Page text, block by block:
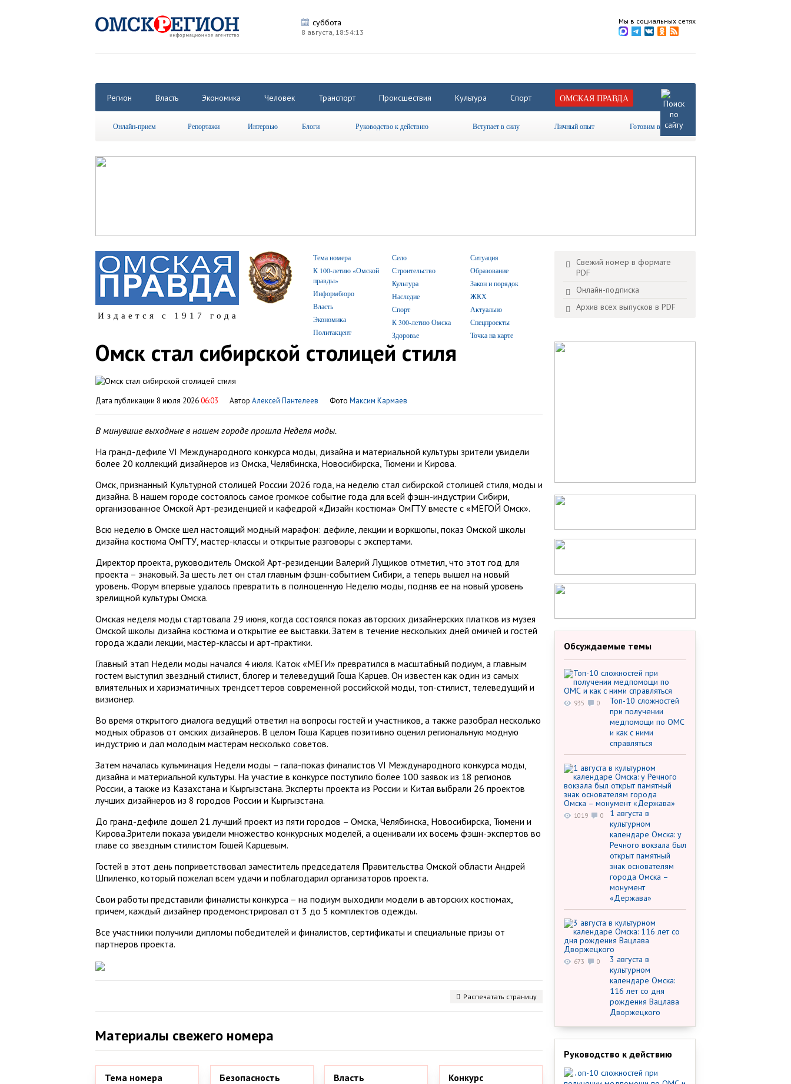
суббота
8 августа, 18:54:13
Мы в социальных сетях
Регион Власть Экономика Человек Транспорт Происшествия Культура Спорт ОМСКАЯ ПРАВДА
Онлайн-прием Репортажи Интервью Блоги Руководство к действию Вступает в силу Личный опыт Готовим вместе
Тема номера
К 100-летию «Омской
правды»
Информбюро
Власть
Экономика
Политакцент
Село
Строительство
Культура
Наследие
Спорт
К 300-летию Омска
Здоровье
Ситуация
Образование
Закон и порядок
ЖКХ
Актуально
Спецпроекты
Точка на карте
Свежий номер в формате
PDF
Онлайн-подписка
Архив всех выпусков в PDF
Издается с 1917 года
Омск стал сибирской столицей стиля
Дата публикации 8 июля 202606:03 Автор Алексей Пантелеев Фото Максим Кармаев
В минувшие выходные в нашем городе прошла Неделя моды.
На гранд-дефиле VI Международного конкурса моды, дизайна и материальной культуры зрители увидели
более 20 коллекций дизайнеров из Омска, Челябинска, Новосибирска, Тюмени и Кирова.
Омск, признанный Культурной столицей России 2026 года, на неделю стал сибирской столицей стиля, моды и
дизайна. В нашем городе состоялось самое громкое событие года для всей фэшн-индустрии Сибири,
организованное Омской Арт-резиденцией и кафедрой «Дизайн костюма» ОмГТУ вместе с «МЕГОЙ Омск».
Всю неделю в Омске шел настоящий модный марафон: дефиле, лекции и воркшопы, показ Омской школы
дизайна костюма ОмГТУ, мастер-классы и открытые разговоры с экспертами.
Директор проекта, руководитель Омской Арт-резиденции Валерий Лущиков отметил, что этот год для
проекта – знаковый. За шесть лет он стал главным фэшн-событием Сибири, а теперь вышел на новый
уровень. Форум впервые удалось превратить в полноценную Неделю моды, подняв ее на новый уровень
зрелищной культуры Омска.
Омская неделя моды стартовала 29 июня, когда состоялся показ авторских дизайнерских платков из музея
Омской школы дизайна костюма и открытие ее выставки. Затем в течение нескольких дней омичей и гостей
города ждали лекции, мастер-классы и арт-практики.
Главный этап Недели моды начался 4 июля. Каток «МЕГИ» превратился в масштабный подиум, а главным
гостем выступил звездный стилист, блогер и телеведущий Гоша Карцев. Он известен как один из самых
влиятельных и харизматичных трендсеттеров современной российской моды, топ-стилист, телеведущий и
визионер.
Во время открытого диалога ведущий ответил на вопросы гостей и участников, а также разобрал несколько
модных образов от омских дизайнеров. В целом Гоша Карцев позитивно оценил региональную модную
индустрию и дал молодым мастерам несколько советов.
Затем началась кульминация Недели моды – гала-показ финалистов VI Международного конкурса моды,
дизайна и материальной культуры. На участие в конкурсе поступило более 100 заявок из 18 регионов
России, а также из Казахстана и Кыргызстана. Эксперты проекта из России и Китая выбрали 26 проектов
лучших дизайнеров из 8 городов России и Кыргызстана.
До гранд-дефиле дошел 21 лучший проект из пяти городов – Омска, Челябинска, Новосибирска, Тюмени и
Кирова.Зрители показа увидели множество конкурсных моделей, а оценивали их восемь фэшн-экспертов во
главе со звездным стилистом Гошей Карцевым.
Гостей в этот день поприветствовал заместитель председателя Правительства Омской области Андрей
Шпиленко, который пожелал всем удачи и поблагодарил организаторов проекта.
Свои работы представили финалисты конкурса – на подиум выходили модели в авторских костюмах,
причем, каждый дизайнер продемонстрировал от 3 до 5 комплектов одежды.
Все участники получили дипломы победителей и финалистов, сертификаты и специальные призы от
партнеров проекта.
Распечатать страницу
Материалы свежего номера
Тема номера Безопасность Власть Конкурс
Обсуждаемые темы
Топ-10 сложностей
при получении
медпомощи по ОМС
и как с ними
справляться
935 0
1 августа в
культурном
календаре Омска: у
Речного вокзала был
открыт памятный
знак основателям
города Омска –
монумент
«Держава»
1019 0
3 августа в
культурном
календаре Омска:
116 лет со дня
рождения Вацлава
Дворжецкого
673 0
Руководство к действию